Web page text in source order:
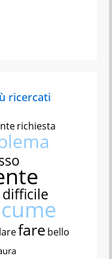
ricercati
richiesta
difficile
fare bello